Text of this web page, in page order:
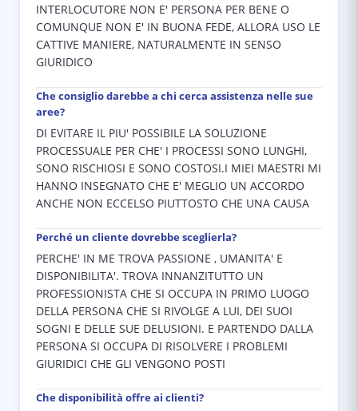
INTERLOCUTORE NON E' PERSONA PER BENE O
COMUNQUE NON E' IN BUONA FEDE, ALLORA USO LE
CATTIVE MANIERE, NATURALMENTE IN SENSO
GIURIDICO
Che consiglio darebbe a chi cerca assistenza nelle sue
aree?
DI EVITARE IL PIU' POSSIBILE LA SOLUZIONE
PROCESSUALE PER CHE' I PROCESSI SONO LUNGHI,
SONO RISCHIOSI E SONO COSTOSI.I MIEI MAESTRI MI
HANNO INSEGNATO CHE E' MEGLIO UN ACCORDO
ANCHE NON ECCELSO PIUTTOSTO CHE UNA CAUSA
Perché un cliente dovrebbe sceglierla?
PERCHE' IN ME TROVA PASSIONE , UMANITA' E
DISPONIBILITA'. TROVA INNANZITUTTO UN
PROFESSIONISTA CHE SI OCCUPA IN PRIMO LUOGO
DELLA PERSONA CHE SI RIVOLGE A LUI, DEI SUOI
SOGNI E DELLE SUE DELUSIONI. E PARTENDO DALLA
PERSONA SI OCCUPA DI RISOLVERE I PROBLEMI
GIURIDICI CHE GLI VENGONO POSTI
Che disponibilità offre ai clienti?